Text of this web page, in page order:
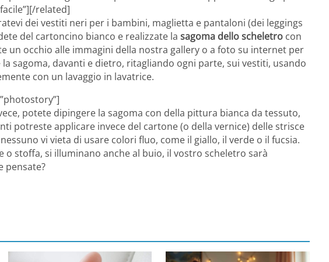
related]
dei vestiti neri per i bambini, maglietta e pantaloni (dei leggings
del cartoncino bianco e realizzate la sagoma dello scheletro con
un occhio alle immagini della nostra gallery o a foto su internet per
sagoma, davanti e dietro, ritagliando ogni parte, sui vestiti, usando
con un lavaggio in lavatrice.
potete dipingere la sagoma con della pittura bianca da tessuto,
potreste applicare invece del cartone (o della vernice) delle strisce
vi vieta di usare colori fluo, come il giallo, il verde o il fucsia.
o stoffa, si illuminano anche al buio, il vostro scheletro sarà
pensate?